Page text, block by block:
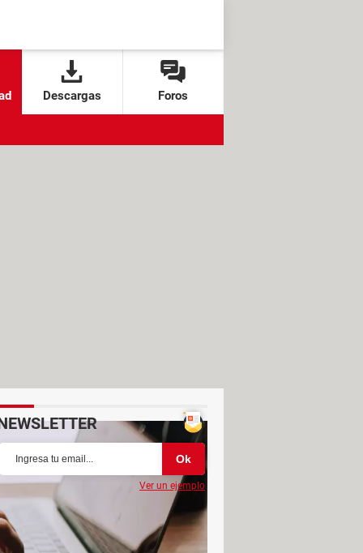
Descargas Foros
Ver un ejemplo